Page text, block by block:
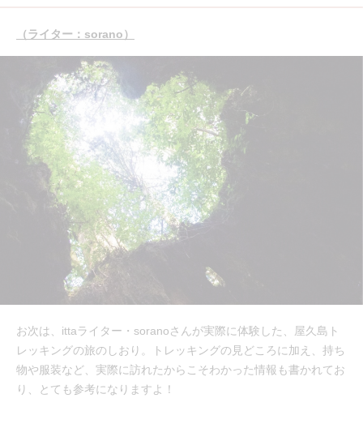
（ライター：sorano）
お次は、ittaライター・soranoさんが実際に体験した、屋久島ト
レッキングの旅のしおり。トレッキングの見どころに加え、持ち
物や服装など、実際に訪れたからこそわかった情報も書かれてお
り、とても参考になりますよ！